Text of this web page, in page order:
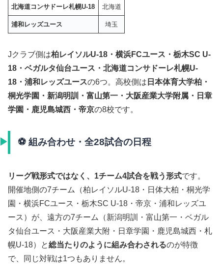
北海道コンサドーレ札幌U-18 北海道
浦和レッズユース 埼玉
Jクラブ側は柏レイソルU-18・横浜FCユース・栃木SC U-
18・ベガルタ仙台ユース・北海道コンサドーレ札幌U-
18・浦和レッズユースの6つ。高校側は 日本体育大学柏・
桐光学園・新潟明訓・富山第一・大阪産業大学附属・日章
学園・鹿児島城西・帝京の8校です。
⚽ 組み合わせ・全28試合の日程
リーグ戦形式ではなく、1チーム4試合を戦う形式です。
開催地側の7チーム（柏レイソルU-18・日体大柏・桐光学
園・横浜FCユース・栃木SC U-18・帝京・浦和レッズユ
ース）が、遠方の7チーム（新潟明訓・富山第一・ベガル
タ仙台ユース・大阪産業大附・日章学園・鹿児島城西・札
幌U-18）と総当たりのように組み合わされるのが特徴
で、同じ対戦は1つもありません。